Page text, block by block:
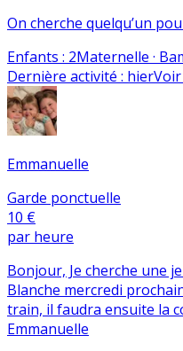
On cherche quelqu’un
Enfants : 2Maternelle ·
Dernière activité : hier
Emmanuelle
Garde ponctuelle
10 €
par heure
Bonjour, Je cherche une
Blanche mercredi
train, il faudra ensuite la
Emmanuelle